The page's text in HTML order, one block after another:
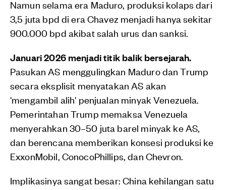
Namun selama era Maduro, produksi kolaps dari
3,5 juta bpd di era Chavez menjadi hanya sekitar
900.000 bpd akibat salah urus dan sanksi.
Januari 2026 menjadi titik balik bersejarah.
Pasukan AS menggulingkan Maduro dan Trump
secara eksplisit menyatakan AS akan
'mengambil alih' penjualan minyak Venezuela.
Pemerintahan Trump memaksa Venezuela
menyerahkan 30–50 juta barel minyak ke AS,
dan berencana memberikan konsesi produksi ke
ExxonMobil, ConocoPhillips, dan Chevron.
Implikasinya sangat besar: China kehilangan satu